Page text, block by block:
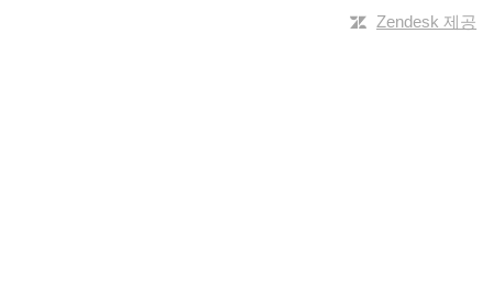
Zendesk 제공